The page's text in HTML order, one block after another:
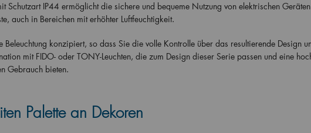
Schutzart IP44 ermöglicht die sichere und bequeme Nutzung von elektrischen
auch in Bereichen mit erhöhter Luftfeuchtigkeit.
Beleuchtung konzipiert, so dass Sie die volle Kontrolle über das resultierende Design
mit FIDO- oder TONY-Leuchten, die zum Design dieser Serie passen und eine
Gebrauch bieten.
Palette an Dekoren